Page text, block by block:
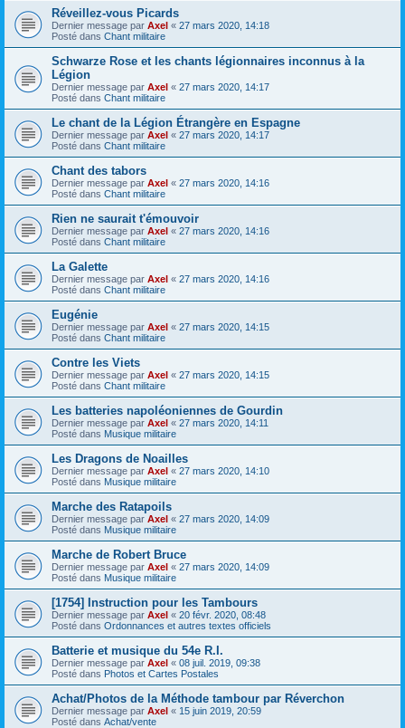
Réveillez-vous Picards
Dernier message par Axel « 27 mars 2020, 14:18
Posté dans Chant militaire
Schwarze Rose et les chants légionnaires inconnus à la
Légion
Dernier message par Axel « 27 mars 2020, 14:17
Posté dans Chant militaire
Le chant de la Légion Étrangère en Espagne
Dernier message par Axel « 27 mars 2020, 14:17
Posté dans Chant militaire
Chant des tabors
Dernier message par Axel « 27 mars 2020, 14:16
Posté dans Chant militaire
Rien ne saurait t'émouvoir
Dernier message par Axel « 27 mars 2020, 14:16
Posté dans Chant militaire
La Galette
Dernier message par Axel « 27 mars 2020, 14:16
Posté dans Chant militaire
Eugénie
Dernier message par Axel « 27 mars 2020, 14:15
Posté dans Chant militaire
Contre les Viets
Dernier message par Axel « 27 mars 2020, 14:15
Posté dans Chant militaire
Les batteries napoléoniennes de Gourdin
Dernier message par Axel « 27 mars 2020, 14:11
Posté dans Musique militaire
Les Dragons de Noailles
Dernier message par Axel « 27 mars 2020, 14:10
Posté dans Musique militaire
Marche des Ratapoils
Dernier message par Axel « 27 mars 2020, 14:09
Posté dans Musique militaire
Marche de Robert Bruce
Dernier message par Axel « 27 mars 2020, 14:09
Posté dans Musique militaire
[1754] Instruction pour les Tambours
Dernier message par Axel « 20 févr. 2020, 08:48
Posté dans Ordonnances et autres textes officiels
Batterie et musique du 54e R.I.
Dernier message par Axel « 08 juil. 2019, 09:38
Posté dans Photos et Cartes Postales
Achat/Photos de la Méthode tambour par Réverchon
Dernier message par Axel « 15 juin 2019, 20:59
Posté dans Achat/vente